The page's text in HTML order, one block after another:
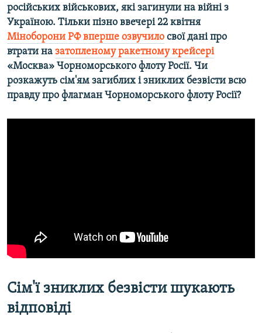
російських військових, які загинули на війні з
Україною. Тільки пізно ввечері 22 квітня
Міноборони РФ вперше озвучило свої дані про
втрати на затопленому ракетному крейсері
«Москва» Чорноморського флоту Росії. Чи
розкажуть сім'ям загиблих і зниклих безвісти всю
правду про флагман Чорноморського флоту Росії?
Сім'ї зниклих безвісти шукають
відповіді